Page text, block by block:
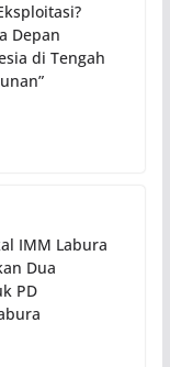
Depan
di Tengah
IMM Labura
Dua
PD